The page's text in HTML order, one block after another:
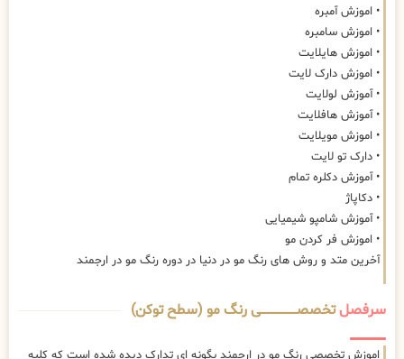
• اموزش آمبره
• اموزش سامبره
• اموزش هایلایت
• اموزش دارک لایت
• آموزش لولایت
• آموزش هافلایت
• اموزش مویلایت
• دارک تو لایت
• آموزش دکلره تمام
• دکاپاژ
• آموزش شامپو شیمیایی
• اموزش فر کردن مو
آخرین متد و روش های رنگ مو در دنیا در دوره رنگ مو در ارجمند
سرفصلتخصصــــــــــــــــــــی رنگ مو (سطح توکن)
اموزش تخصصی رنگ مو در ارجمند بگونه ای تدارک دیده شده است که کلیه